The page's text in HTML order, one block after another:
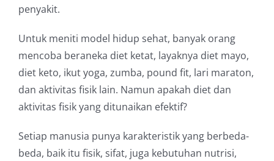
penyakit.
Untuk meniti model hidup sehat, banyak orang
mencoba beraneka diet ketat, layaknya diet mayo,
diet keto, ikut yoga, zumba, pound fit, lari maraton,
dan aktivitas fisik lain. Namun apakah diet dan
aktivitas fisik yang ditunaikan efektif?
Setiap manusia punya karakteristik yang berbeda-
beda, baik itu fisik, sifat, juga kebutuhan nutrisi,